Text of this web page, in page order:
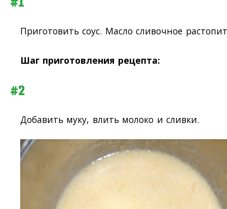
Приготовить соус. Масло сливочное
Шаг приготовления рецепта:
#2
Добавить муку, влить молоко и сливки.